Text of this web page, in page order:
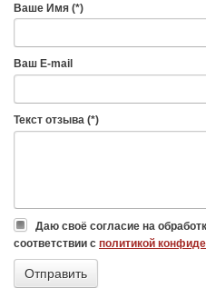
Ваше Имя (*)
Ваш E-mail
Текст отзыва (*)
Даю своё согласие на
соответствии с политикой